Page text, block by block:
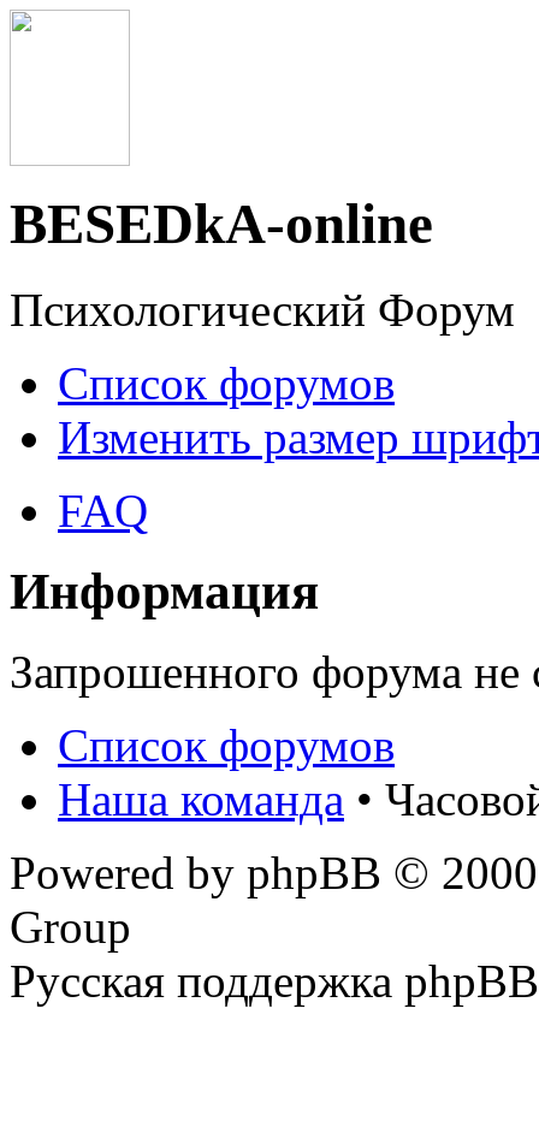
BESEDkA-online
Психологический Форум
Список форумов
Изменить размер
FAQ
Информация
Запрошенного форума не
Список форумов
Наша команда •
Powered by phpBB ©
Group
Русская поддержка phpBB